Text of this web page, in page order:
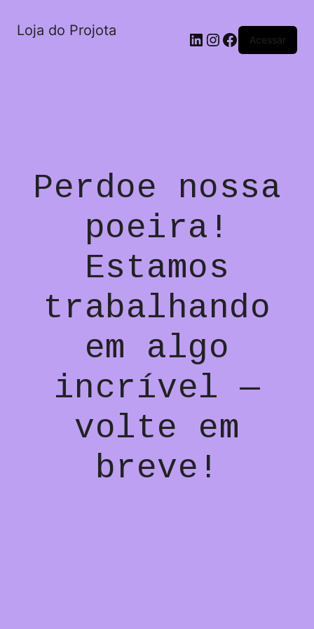
Loja do Projota LinkedIn
Instagram
Facebook
Acessar
Perdoe nossa
poeira!
Estamos
trabalhando
em algo
incrível —
volte em
breve!